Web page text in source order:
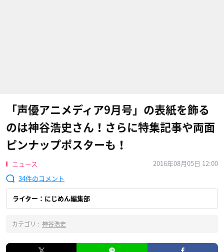
「声優アニメディア9月号」の表紙を飾る
のは神谷浩史さん！さらに特集記事や両面
ピンナップポスターも！
ニュース
2016年08月05日 12:00
34
ライター：にじめん編集部
カテゴリ : 神谷浩史